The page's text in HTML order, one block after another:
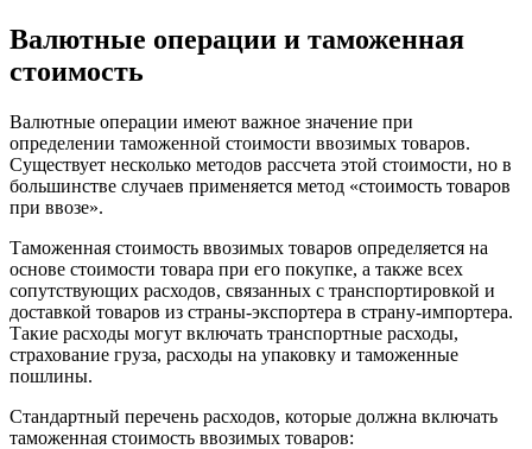
Валютные операции и таможенная
стоимость
Валютные операции имеют важное значение при
определении таможенной стоимости ввозимых товаров.
Существует несколько методов рассчета этой стоимости, но в
большинстве случаев применяется метод «стоимость товаров
при ввозе».
Таможенная стоимость ввозимых товаров определяется на
основе стоимости товара при его покупке, а также всех
сопутствующих расходов, связанных с транспортировкой и
доставкой товаров из страны-экспортера в страну-импортера.
Такие расходы могут включать транспортные расходы,
страхование груза, расходы на упаковку и таможенные
пошлины.
Стандартный перечень расходов, которые должна включать
таможенная стоимость ввозимых товаров: